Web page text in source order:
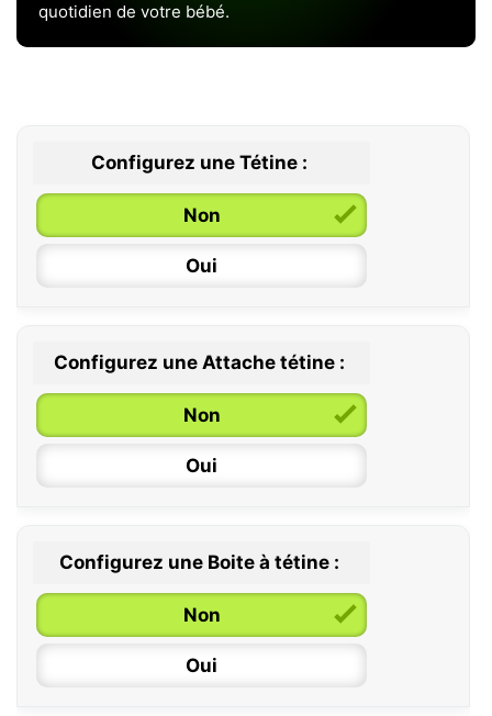
quotidien de votre bébé.
Configurez une Tétine :
Non
Oui
0 / 6 mois
6 / 36 mois
Configurez une Attache tétine :
Non
Oui
Configurez une Boite à tétine :
Non
Oui